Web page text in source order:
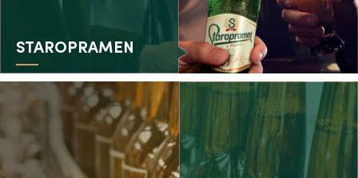
STAROPRAMEN